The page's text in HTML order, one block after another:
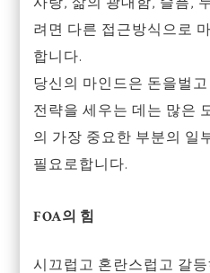
려면 다른 접근방식으로
합니다.
당신의 마인드은 돈을벌
전략을 세우는 데는 많은
의 가장 중요한 부분의 일
필요로합니다.
FOA의 힘
시끄럽고 혼란스럽고 갈